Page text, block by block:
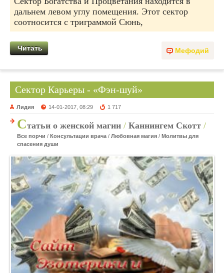
дальнем левом углу помещения. Этот сектор
соотносится с триграммой Сюнь,
Мефодий
Читать
Сектор Карьеры - «Фэн-шуй»
Лидия 14-01-2017, 08:29 1 717
Статьи о женской магии / Каннингем Скотт /
Все порчи / Консультации врача / Любовная магия / Молитвы для
спасения души